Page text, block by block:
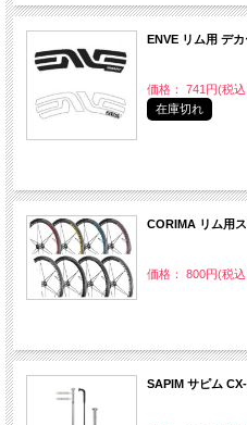
ENVE リム用 デ
価格： 741円(税
在庫切れ
CORIMA リム用
価格： 800円(税
SAPIM サピム